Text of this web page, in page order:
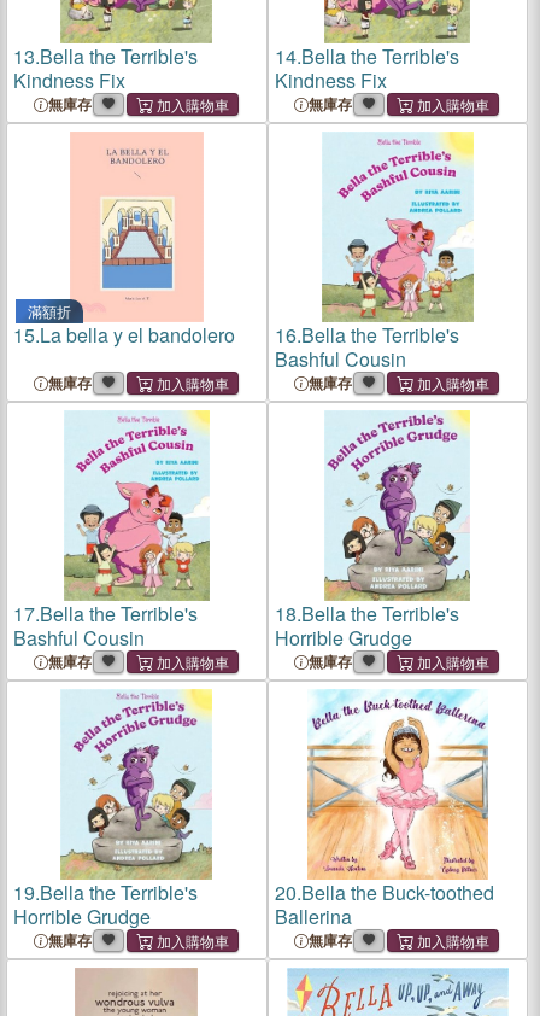
13.Bella the Terrible's
Kindness Fix
無庫存
14.Bella the Terrible's
Kindness Fix
無庫存
滿額折
15.La bella y el bandolero
無庫存
16.Bella the Terrible's
Bashful Cousin
無庫存
17.Bella the Terrible's
Bashful Cousin
無庫存
18.Bella the Terrible's
Horrible Grudge
無庫存
19.Bella the Terrible's
Horrible Grudge
無庫存
20.Bella the Buck-toothed
Ballerina
無庫存